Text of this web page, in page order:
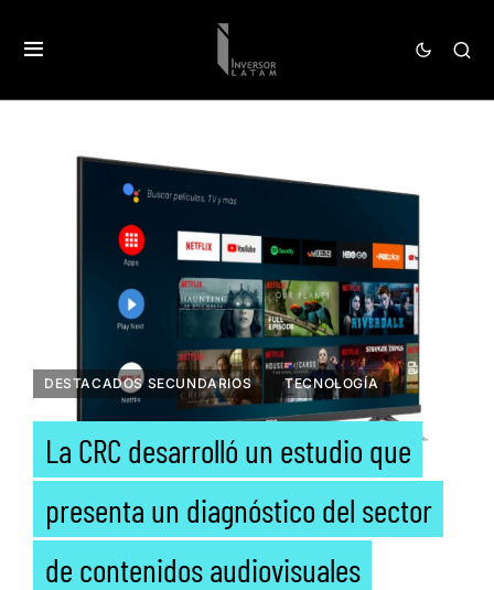
DESTACADOS SECUNDARIOS TECNOLOGÍA
La CRC desarrolló un estudio que
presenta un diagnóstico del sector
de contenidos audiovisuales